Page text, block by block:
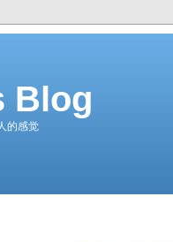
Blog
的感觉